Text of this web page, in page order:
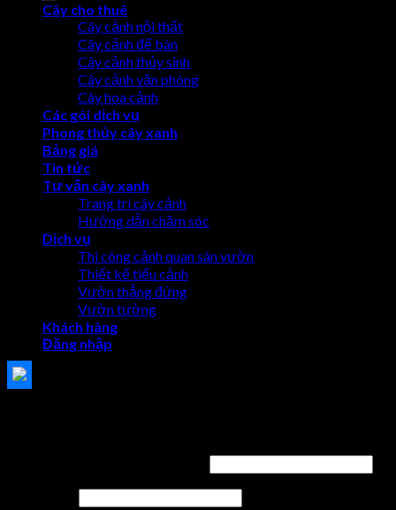
Cây cho thuê
Cây cảnh nội thất
Cây cảnh để bàn
Cây cảnh thủy sinh
Cây cảnh văn phòng
Cây hoa cảnh
Các gói dịch vụ
Phong thủy cây xanh
Bảng giá
Tin tức
Tư vấn cây xanh
Trang trí cây cảnh
Hướng dẫn chăm sóc
Dịch vụ
Thi công cảnh quan sân vườn
Thiết kế tiểu cảnh
Vườn thẳng đứng
Vườn tường
Khách hàng
Đăng nhập